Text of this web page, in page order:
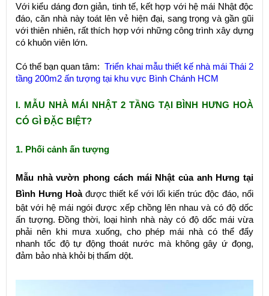
Với kiểu dáng đơn giản, tinh tế, kết hợp với hệ mái Nhật độc
đáo, căn nhà này toát lên vẻ hiện đại, sang trọng và gần gũi
với thiên nhiên, rất thích hợp với những công trình xây dựng
có khuôn viên lớn.
Có thể bạn quan tâm: Triển khai mẫu thiết kế nhà mái Thái 2
tầng 200m2 ấn tượng tại khu vực Bình Chánh HCM
I. MẪU NHÀ MÁI NHẬT 2 TẦNG TẠI BÌNH HƯNG HOÀ
CÓ GÌ ĐẶC BIỆT?
1. Phối cảnh ấn tượng
Mẫu nhà vườn phong cách mái Nhật của anh Hưng tại
Bình Hưng Hoàđược thiết kế với lối kiến trúc độc đáo, nổi
bật với hệ mái ngói được xếp chồng lên nhau và có độ dốc
ấn tượng. Đồng thời, loại hình nhà này có độ dốc mái vừa
phải nên khi mưa xuống, cho phép mái nhà có thể đẩy
nhanh tốc độ tự động thoát nước mà không gây ứ đọng,
đảm bảo nhà khỏi bị thấm dột.